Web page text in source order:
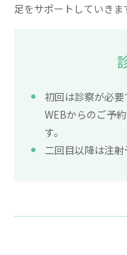
足をサポートしていきま
初回は診察が必要
WEBからのご予
す。
二回目以降は注射